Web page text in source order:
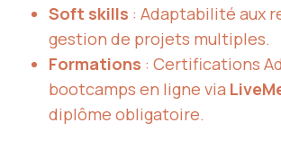
Soft skills : Adaptabilité aux
gestion de projets multiples.
Formations : Certifications
bootcamps en ligne via
diplôme obligatoire.